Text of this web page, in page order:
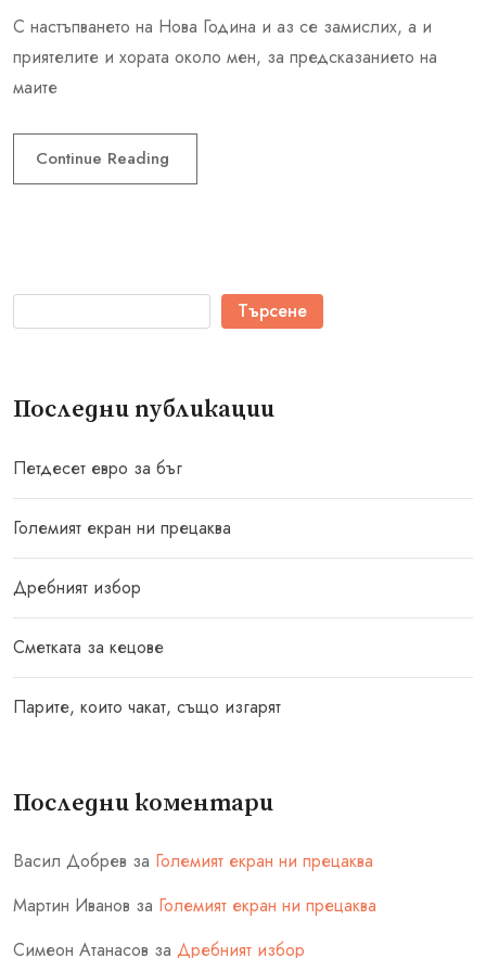
С настъпването на Нова Година и аз се замислих, а и
приятелите и хората около мен, за предсказанието на
маите
Continue Reading
Търсене
Последни публикации
Петдесет евро за бъг
Големият екран ни прецаква
Дребният избор
Сметката за кецове
Парите, които чакат, също изгарят
Последни коментари
Васил Добрев за Големият екран ни прецаква
Мартин Иванов за Големият екран ни прецаква
Симеон Атанасов за Дребният избор